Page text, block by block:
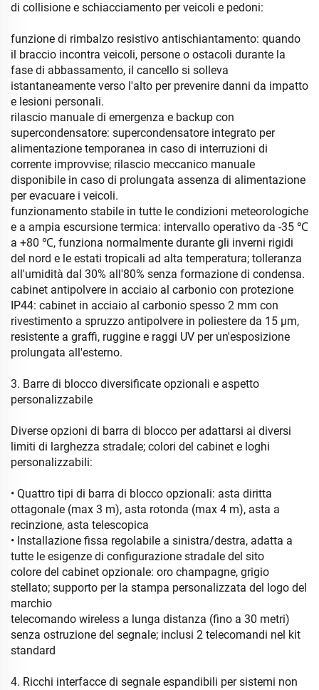
di collisione e schiacciamento per veicoli e pedoni:
funzione di rimbalzo resistivo antischiantamento: quando
il braccio incontra veicoli, persone o ostacoli durante la
fase di abbassamento, il cancello si solleva
istantaneamente verso l'alto per prevenire danni da impatto
e lesioni personali.
rilascio manuale di emergenza e backup con
supercondensatore: supercondensatore integrato per
alimentazione temporanea in caso di interruzioni di
corrente improvvise; rilascio meccanico manuale
disponibile in caso di prolungata assenza di alimentazione
per evacuare i veicoli.
funzionamento stabile in tutte le condizioni meteorologiche
e a ampia escursione termica: intervallo operativo da -35 ℃
a +80 ℃, funziona normalmente durante gli inverni rigidi
del nord e le estati tropicali ad alta temperatura; tolleranza
all'umidità dal 30% all'80% senza formazione di condensa.
cabinet antipolvere in acciaio al carbonio con protezione
IP44: cabinet in acciaio al carbonio spesso 2 mm con
rivestimento a spruzzo antipolvere in poliestere da 15 μm,
resistente a graffi, ruggine e raggi UV per un'esposizione
prolungata all'esterno.
3. Barre di blocco diversificate opzionali e aspetto
personalizzabile
Diverse opzioni di barra di blocco per adattarsi ai diversi
limiti di larghezza stradale; colori del cabinet e loghi
personalizzabili:
• Quattro tipi di barra di blocco opzionali: asta diritta
ottagonale (max 3 m), asta rotonda (max 4 m), asta a
recinzione, asta telescopica
• Installazione fissa regolabile a sinistra/destra, adatta a
tutte le esigenze di configurazione stradale del sito
colore del cabinet opzionale: oro champagne, grigio
stellato; supporto per la stampa personalizzata del logo del
marchio
telecomando wireless a lunga distanza (fino a 30 metri)
senza ostruzione del segnale; inclusi 2 telecomandi nel kit
standard
4. Ricchi interfacce di segnale espandibili per sistemi non